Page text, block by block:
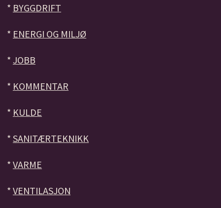
* BYGGDRIFT
* ENERGI OG MILJØ
* JOBB
* KOMMENTAR
* KULDE
* SANITÆRTEKNIKK
* VARME
* VENTILASJON